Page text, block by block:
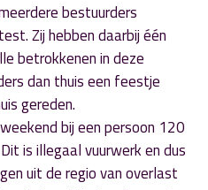
bestuurders
Zij hebben daarbij één
betrokkenen in deze
dan thuis een feestje
gereden.
bij een persoon 120
is illegaal vuurwerk en dus
uit de regio van overlast